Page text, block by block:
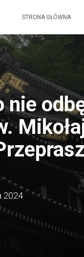
STRONA GŁÓWNA
nie
2024